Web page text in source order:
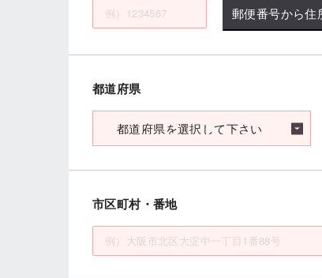
郵便番号から住
都道府県
市区町村・番地